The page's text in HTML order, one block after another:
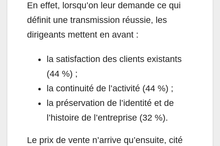
En effet, lorsqu’on leur demande ce qui
définit une transmission réussie, les
dirigeants mettent en avant :
la satisfaction des clients existants
(44 %) ;
la continuité de l’activité (44 %) ;
la préservation de l’identité et de
l’histoire de l’entreprise (32 %).
Le prix de vente n’arrive qu’ensuite, cité